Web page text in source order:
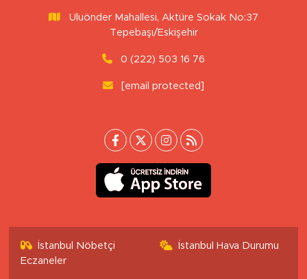
Uluönder Mahallesi, Aktüre Sokak No:37
Tepebaşı/Eskişehir
0 (222) 503 16 76
[email protected]
İstanbul Nöbetçi
Eczaneler
İstanbul Hava Durumu